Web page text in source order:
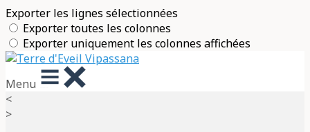
Exporter les lignes sélectionnées
Exporter toutes les colonnes
Exporter uniquement les colonnes affichées
Menu
<
>